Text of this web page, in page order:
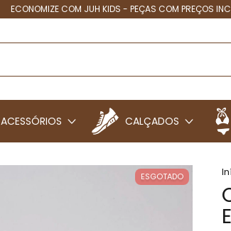
4X SEM JUROS - PARCELINHAS QUE CABEM NO SEU
ACESSÓRIOS CALÇADOS
ESGOTADO